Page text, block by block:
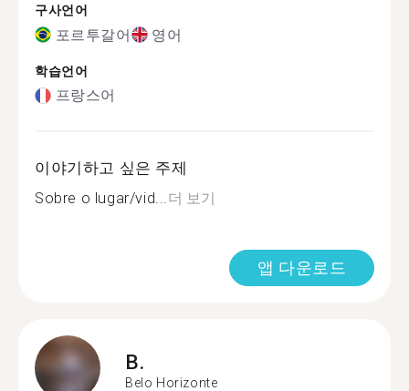
구사언어
포르투갈어 영어
학습언어
프랑스어
이야기하고 싶은 주제
Sobre o lugar/vid...더 보기
앱 다운로드
B.
Belo Horizonte